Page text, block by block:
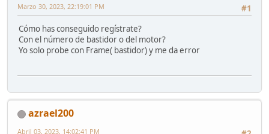
#1
Marzo 30, 2023, 22:19:01 PM
Cómo has conseguido regístrate?
Con el número de bastidor o del motor?
Yo solo probe con Frame( bastidor) y me da error
azrael200
Abril 03, 2023, 14:02:41 PM